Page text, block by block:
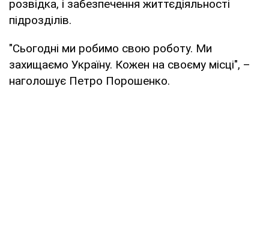
розвідка, і забезпечення життєдіяльності
підрозділів.
"Сьогодні ми робимо свою роботу. Ми
захищаємо Україну. Кожен на своєму місці", –
наголошує Петро Порошенко.